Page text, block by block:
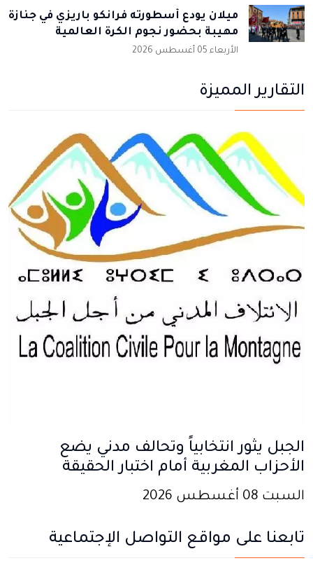
ميلان يودع أسطورته فرانكو باريزي في جنازة
مهيبة بحضور نجوم الكرة العالمية
الأربعاء 05 أغسطس 2026
التقارير المميزة
الجبل يثور انتخابياً وتحالف مدني يضع
الأحزاب المغربية أمام اختبار الحقيقة
السبت 08 أغسطس 2026
تابعنا على مواقع التواصل الإجتماعية